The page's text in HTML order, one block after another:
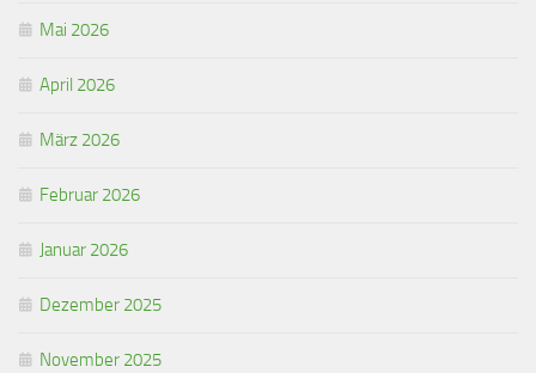
Mai 2026
April 2026
März 2026
Februar 2026
Januar 2026
Dezember 2025
November 2025